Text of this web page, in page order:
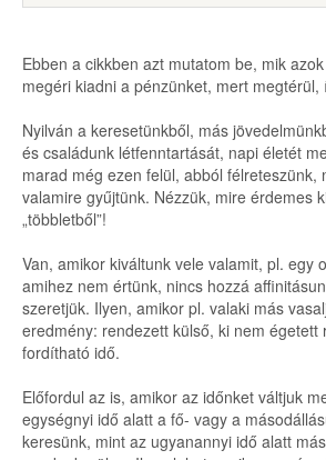
Ebben a cikkben azt mutatom be, mik
megéri kiadni a pénzünket, mert megtérül,
Nyilván a keresetünkből, más
és családunk létfenntartását, napi életét
marad még ezen felül, abból félreteszünk,
valamire gyűjtünk. Nézzük, mire érdemes
„többletből”!
Van, amikor kiváltunk vele valamit, pl. egy
amihez nem értünk, nincs hozzá
szeretjük. Ilyen, amikor pl. valaki más
eredmény: rendezett külső, ki nem égetett
fordítható idő.
Előfordul az is, amikor az időnket váltjuk
egységnyi idő alatt a fő- vagy a
keresünk, mint az ugyanannyi idő alatt